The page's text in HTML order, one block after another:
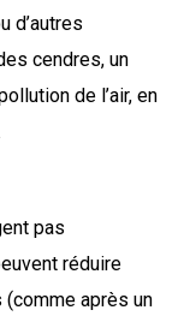
d’autres
cendres, un
de l’air, en
pas
réduire
après un